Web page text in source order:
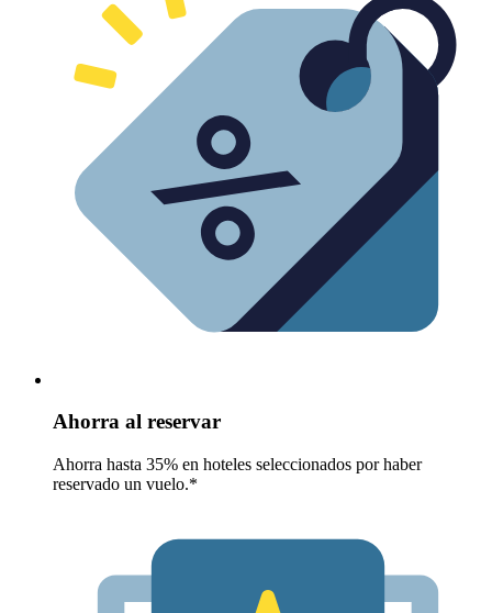
Ahorra al reservar
Ahorra hasta 35% en hoteles seleccionados por haber
reservado un vuelo.*